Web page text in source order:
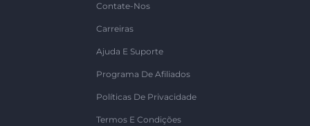
Contate-Nos
Carreiras
Ajuda E Suporte
Programa De Afiliados
Políticas De Privacidade
Termos E Condições